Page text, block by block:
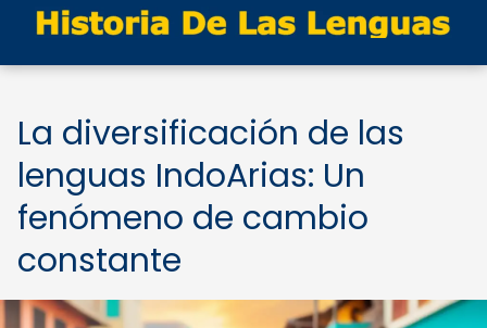
La diversificación de las
lenguas IndoArias: Un
fenómeno de cambio
constante